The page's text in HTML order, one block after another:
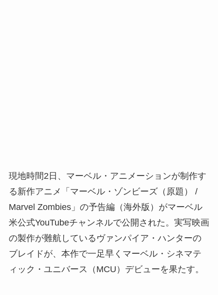
現地時間2日、マーベル・アニメーションが制作す
る新作アニメ「マーベル・ゾンビーズ（原題） /
Marvel Zombies」の予告編（海外版）がマーベル
米公式YouTubeチャンネルで公開された。実写映画
の製作が難航しているヴァンパイア・ハンターの
ブレイドが、本作で一足早くマーベル・シネマテ
ィック・ユニバース（MCU）デビューを果たす。